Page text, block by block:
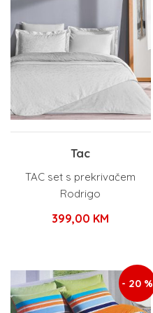
Tac
TAC set s prekrivačem
Rodrigo
399,00 KM
- 20 %